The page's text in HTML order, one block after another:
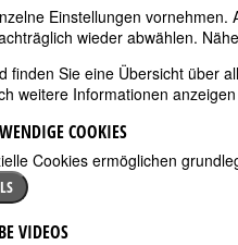
Marie Saint
NJ
Françoise Bouchard des
in ebd.
Einstellungen
wieder abwählen.
finden Sie eine Übersicht über
weitere Informationen
COOKIES
Cookies ermöglichen
VIDEOS